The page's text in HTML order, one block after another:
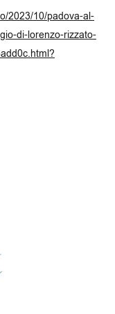
2023/10/padova-al-
di-lorenzo-rizzato-